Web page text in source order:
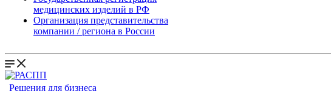
медицинских изделий в РФ
Организация представительства
компании / региона в России
Решения для бизнеса